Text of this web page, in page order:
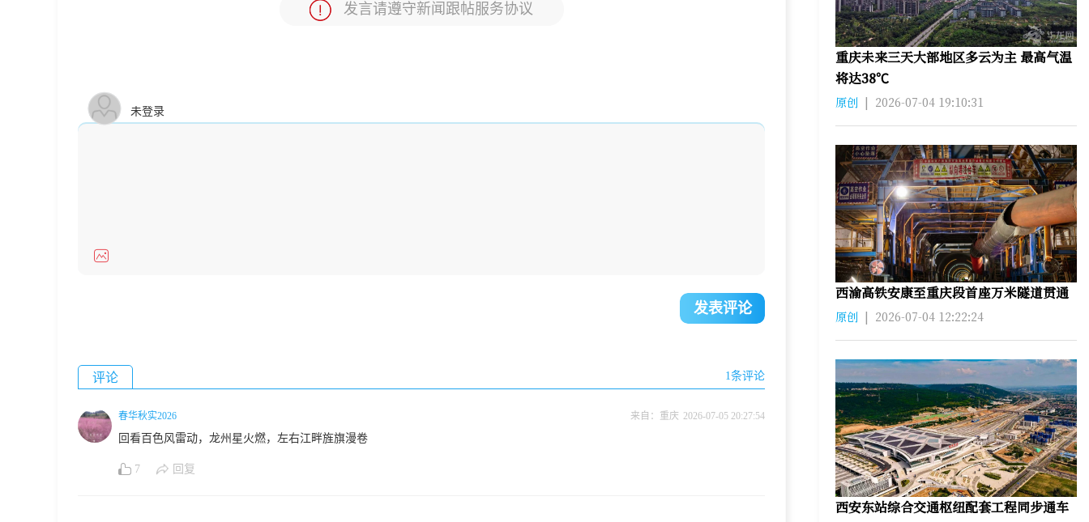
发言请遵守新闻跟帖服务协议
未登录
发表评论
评论 1条评论
2026-07-05 20:27:54
来自：重庆
春华秋实2026
回看百色风雷动，龙州星火燃，左右江畔旌旗漫卷
7 回复
重庆未来三天大部地区多云为主 最高气温
将达38℃
原创 | 2026-07-04 19:10:31
西渝高铁安康至重庆段首座万米隧道贯通
原创 | 2026-07-04 12:22:24
西安东站综合交通枢纽配套工程同步通车